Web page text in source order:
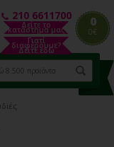
0
0€
Δείτε το
κατάστημα μας
Γιατί
διαφέρουμε?
Δείτε εδώ
210 6611700